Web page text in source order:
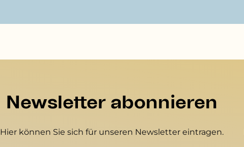
Newsletter abonnieren
Hier können Sie sich für unseren Newsletter eintragen.